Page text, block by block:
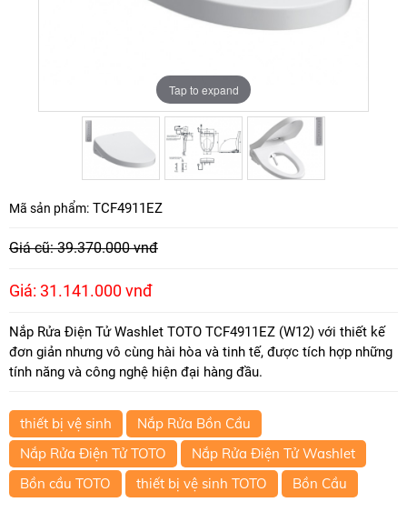
Tap to expand
Tap to expand
Tap to expand
Mã sản phẩm: TCF4911EZ
Giá cũ: 39.370.000 vnđ
Giá: 31.141.000 vnđ
Nắp Rửa Điện Tử Washlet TOTO TCF4911EZ (W12) với thiết kế
đơn giản nhưng vô cùng hài hòa và tinh tế, được tích hợp những
tính năng và công nghệ hiện đại hàng đầu.
thiết bị vệ sinh
Nắp Rửa Bồn Cầu
Nắp Rửa Điện Tử TOTO
Nắp Rửa Điện Tử Washlet
Bồn cầu TOTO
thiết bị vệ sinh TOTO Bồn Cầu